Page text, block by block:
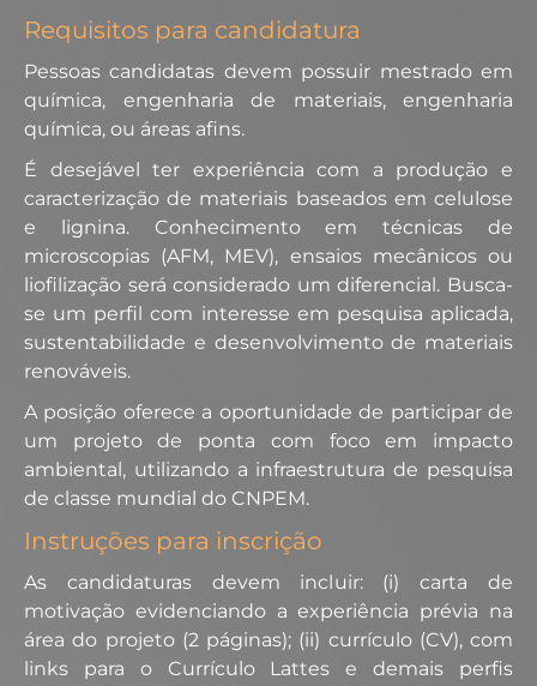
Requisitos para candidatura
Pessoas candidatas devem possuir mestrado em
química, engenharia de materiais, engenharia
química, ou áreas afins.
É desejável ter experiência com a produção e
caracterização de materiais baseados em celulose
e lignina. Conhecimento em técnicas de
microscopias (AFM, MEV), ensaios mecânicos ou
liofilização será considerado um diferencial. Busca-
se um perfil com interesse em pesquisa aplicada,
sustentabilidade e desenvolvimento de materiais
renováveis.
A posição oferece a oportunidade de participar de
um projeto de ponta com foco em impacto
ambiental, utilizando a infraestrutura de pesquisa
de classe mundial do CNPEM.
Instruções para inscrição
As candidaturas devem incluir: (i) carta de
motivação evidenciando a experiência prévia na
área do projeto (2 páginas); (ii) currículo (CV), com
links para o Currículo Lattes e demais perfis